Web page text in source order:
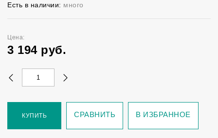
Есть в наличии: много
Цена:
3 194 руб.
КУПИТЬ СРАВНИТЬ В ИЗБРАННОЕ